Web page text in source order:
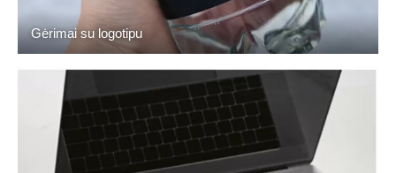
Gėrimai su logotipu